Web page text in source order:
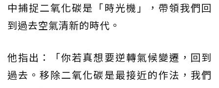
中捕捉二氧化碳是「時光機」，帶領我們回
到過去空氣清新的時代。
他指出：「你若真想要逆轉氣候變遷，回到
過去。移除二氧化碳是最接近的作法，我們